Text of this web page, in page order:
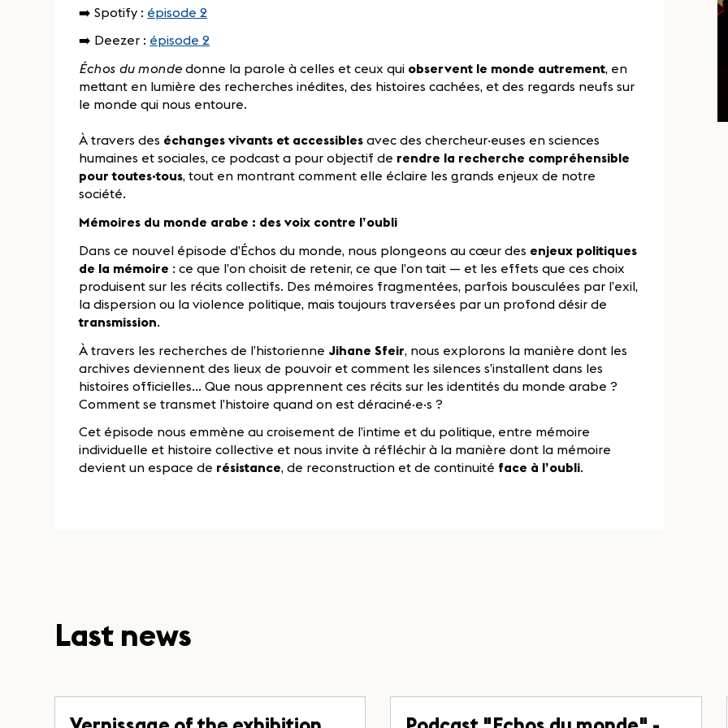
➡️ Spotify : épisode 2
➡️ Deezer : épisode 2
Échos du monde donne la parole à celles et ceux qui observent le monde autrement, en
mettant en lumière des recherches inédites, des histoires cachées, et des regards neufs sur
le monde qui nous entoure.
À travers des échanges vivants et accessiblesavec des chercheur·euses en sciences
humaines et sociales, ce podcast a pour objectif de rendre la recherche compréhensible
pour toutes·tous, tout en montrant comment elle éclaire les grands enjeux de notre
société.
Mémoires du monde arabe : des voix contre l’oubli
Dans ce nouvel épisode d’Échos du monde, nous plongeons au cœur des enjeux politiques
de la mémoire : ce que l’on choisit de retenir, ce que l’on tait — et les effets que ces choix
produisent sur les récits collectifs. Des mémoires fragmentées, parfois bousculées par l’exil,
la dispersion ou la violence politique, mais toujours traversées par un profond désir de
transmission.
À travers les recherches de l’historienne Jihane Sfeir, nous explorons la manière dont les
archives deviennent des lieux de pouvoir et comment les silences s’installent dans les
histoires officielles... Que nous apprennent ces récits sur les identités du monde arabe ?
Comment se transmet l’histoire quand on est déraciné·e·s ?
Cet épisode nous emmène au croisement de l’intime et du politique, entre mémoire
individuelle et histoire collective et nous invite à réfléchir à la manière dont la mémoire
devient un espace de résistance, de reconstruction et de continuité face à l’oubli.
Last news